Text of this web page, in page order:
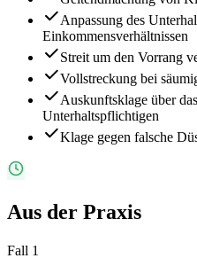
Anpassung des
Einkommensverhältnissen
Streit um den Vorrang
Vollstreckung bei
Auskunftsklage über
Unterhaltspflichtigen
Klage gegen falsche
Aus der Praxis
Fall 1